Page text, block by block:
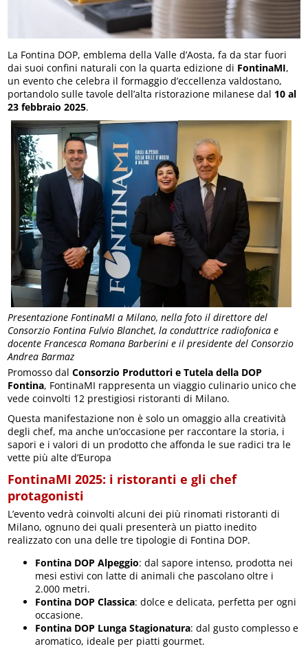
La Fontina DOP, emblema della Valle d’Aosta, fa da star fuori
dai suoi confini naturali con la quarta edizione di FontinaMI,
un evento che celebra il formaggio d’eccellenza valdostano,
portandolo sulle tavole dell’alta ristorazione milanese dal 10 al
23 febbraio 2025.
Presentazione FontinaMI a Milano, nella foto il direttore del
Consorzio Fontina Fulvio Blanchet, la conduttrice radiofonica e
docente Francesca Romana Barberini e il presidente del Consorzio
Andrea Barmaz
Promosso dalConsorzio Produttori e Tutela della DOP
Fontina, FontinaMI rappresenta un viaggio culinario unico che
vede coinvolti 12 prestigiosi ristoranti di Milano.
Questa manifestazione non è solo un omaggio alla creatività
degli chef, ma anche un’occasione per raccontare la storia, i
sapori e i valori di un prodotto che affonda le sue radici tra le
vette più alte d’Europa
FontinaMI 2025: i ristoranti e gli chef
protagonisti
L’evento vedrà coinvolti alcuni dei più rinomati ristoranti di
Milano, ognuno dei quali presenterà un piatto inedito
realizzato con una delle tre tipologie di Fontina DOP.
Fontina DOP Alpeggio: dal sapore intenso, prodotta nei
mesi estivi con latte di animali che pascolano oltre i
2.000 metri.
Fontina DOP Classica: dolce e delicata, perfetta per ogni
occasione.
Fontina DOP Lunga Stagionatura: dal gusto complesso e
aromatico, ideale per piatti gourmet.